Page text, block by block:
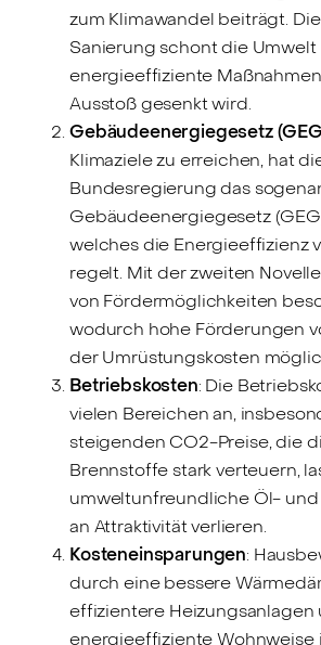
zum Klimawandel beiträgt.
Sanierung schont die
energieeffiziente
Ausstoß gesenkt wird.
Gebäudeenergiegesetz
Klimaziele zu erreichen, hat
Bundesregierung das
Gebäudeenergiegesetz
welches die Energieeffizienz
regelt. Mit der zweiten
von Fördermöglichkeiten
wodurch hohe Förderungen
der Umrüstungskosten
Betriebskosten: Die
vielen Bereichen an,
steigenden CO2-Preise, die
Brennstoffe stark verteuern,
umweltunfreundliche Öl-
an Attraktivität verlieren.
Kosteneinsparungen:
durch eine bessere
effizientere Heizungsanlagen
energieeffiziente Wohnweise